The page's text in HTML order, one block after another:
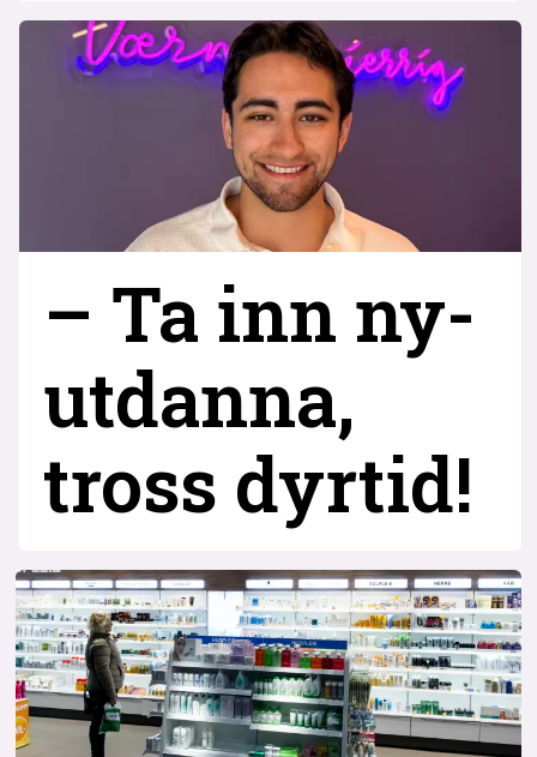
– Ta inn ny­
utdanna,
tross dyrtid!